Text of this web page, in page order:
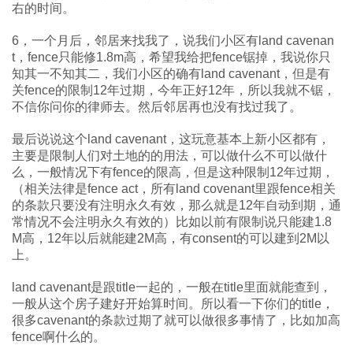
右的时间。
6，一个月后，邻居来找我了，说我们小区有land cavenan
t，fence只能修1.8m高，希望我给把fence锯掉，我说你只
知其一不知其二，我们小区的确有land cavenant，但是有
关fence的限制12年过期，今年正好12年，所以我就不锯，
不信你问你的律师去。然后邻居再也没有找过我了。
最后说说这个land cavenant，这玩意基本上新小区都有，
主要是限制人们对土地的的用法，可以做什么不可以做什
么，一般情况下有fence的限高，但是这种限制12年过期，
（相关法律是fence act，所有land covenant里跟fence相关
的条款只要没有注明永久有效，那么就是12年自动到期，通
常情况不会注明永久有效的）比如以前有限制说只能建1.8
M高，12年以后就能建2M高，有consent的可以建到2M以
上。
land cavenant是跟title一起的，一般在title里面就能查到，
一般从这个房子建好开始算时间。所以看一下你们的title，
很多cavenant的条款过期了就可以做很多事情了，比如加高
fence啊什么的。